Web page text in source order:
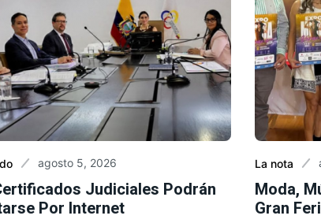
agosto 5, 2026
Judiciales Podrán
Por Internet
La nota
Moda,
Gran